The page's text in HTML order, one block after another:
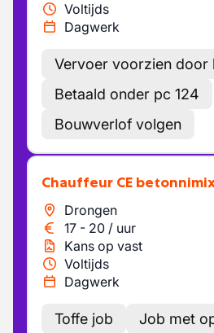
Voltijds
Dagwerk
Vervoer voorzien door
Betaald onder pc 124
Bouwverlof volgen
Chauffeur CE
Drongen
17 - 20 / uur
Kans op vast
Voltijds
Dagwerk
Toffe job
Job met